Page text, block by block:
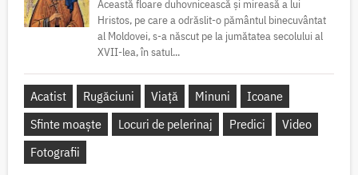
Această floare duhovnicească și mireasă a lui
Hristos, pe care a odrăslit-o pământul binecuvântat
al Moldovei, s-a născut pe la jumătatea secolului al
XVII-lea, în satul...
Acatist Rugăciuni Viață Minuni
Icoane
Sfinte moaște
Locuri de pelerinaj Predici
Video
Fotografii